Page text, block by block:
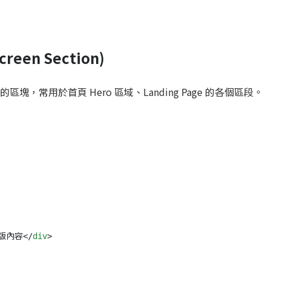
Section)
區塊，常用於首頁 Hero 區域、Landing Page 的各個區段。
內容</div>